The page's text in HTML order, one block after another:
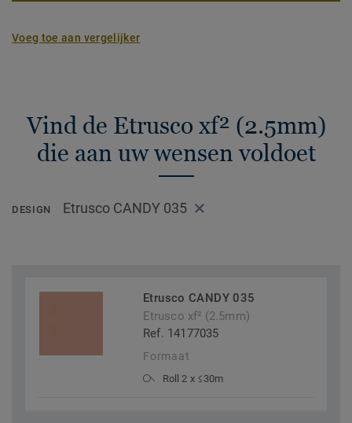
Voeg toe aan vergelijker
Vind de Etrusco xf² (2.5mm)
die aan uw wensen voldoet
DESIGN Etrusco CANDY 035
Etrusco CANDY 035
Etrusco xf² (2.5mm)
Ref. 14177035
Formaat
Roll 2 x ≤30m